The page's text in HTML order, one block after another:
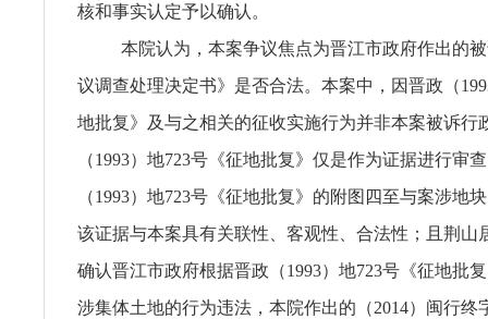
核和事实认定予以确认。
本院认为，本案争议焦点为晋江市政府作出的
议调查处理决定书》是否合法。本案中，因晋政（
地批复》及与之相关的征收实施行为并非本案被诉行
（1993）地723号《征地批复》仅是作为证据进行审
（1993）地723号《征地批复》的附图四至与案涉地
该证据与本案具有关联性、客观性、合法性；且荆山
确认晋江市政府根据晋政（1993）地723号《征地批
涉集体土地的行为违法，本院作出的（2014）闽行终